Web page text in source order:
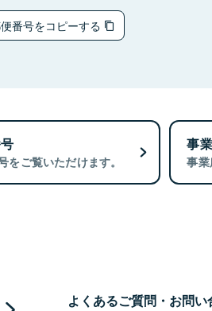
番号をコピーする
をご覧いただけます。
事
事業
よくあるご質問・お問い